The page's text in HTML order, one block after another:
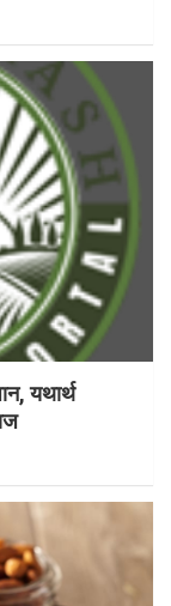
यथार्थ